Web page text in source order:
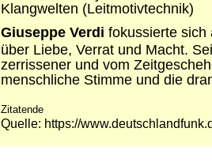
Klangwelten (Leitmotivtechnik)
Giuseppe Verdi fokussierte sich
über Liebe, Verrat und Macht.
zerrissener und vom
menschliche Stimme und die
Zitatende
Quelle: https://